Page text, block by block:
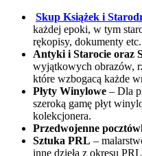
Skup Książek i
każdej epoki, w tym
rękopisy, dokumenty etc.
Antyki i Starocie oraz
wyjątkowych obrazów,
które wzbogacą każde
Płyty Winylowe – Dla
szeroką gamę płyt
kolekcjonera.
Przedwojenne
Sztuka PRL –
inne dzieła z okresu